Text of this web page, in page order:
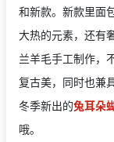
和新款。新款里面
大热的元素，还有
兰羊毛手工制作，
复古美，同时也兼
冬季新出的兔耳朵
哦。